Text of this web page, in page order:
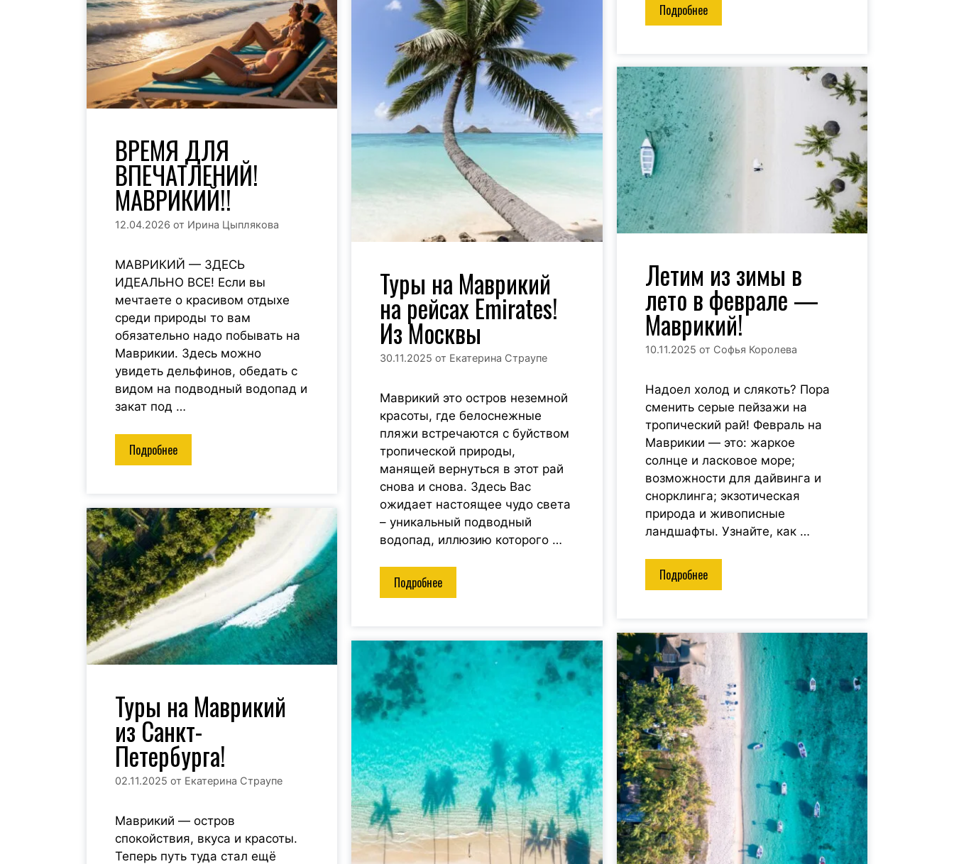
Подробнее
ВРЕМЯ ДЛЯ
ВПЕЧАТЛЕНИЙ!
МАВРИКИЙ!!
12.04.2026 от Ирина Цыплякова
МАВРИКИЙ — ЗДЕСЬ
ИДЕАЛЬНО ВСЕ! Если вы
мечтаете о красивом отдыхе
среди природы то вам
обязательно надо побывать на
Маврикии. Здесь можно
увидеть дельфинов, обедать с
видом на подводный водопад и
закат под …
Подробнее
Туры на Маврикий
на рейсах Emirates!
Из Москвы
30.11.2025 от Екатерина Страупе
Маврикий это остров неземной
красоты, где белоснежные
пляжи встречаются с буйством
тропической природы,
манящей вернуться в этот рай
снова и снова. Здесь Вас
ожидает настоящее чудо света
– уникальный подводный
водопад, иллюзию которого …
Подробнее
Летим из зимы в
лето в феврале —
Маврикий!
10.11.2025 от Софья Королева
Надоел холод и слякоть? Пора
сменить серые пейзажи на
тропический рай! Февраль на
Маврикии — это: жаркое
солнце и ласковое море;
возможности для дайвинга и
снорклинга; экзотическая
природа и живописные
ландшафты. Узнайте, как …
Подробнее
Туры на Маврикий
из Санкт-
Петербурга!
02.11.2025 от Екатерина Страупе
Маврикий — остров
спокойствия, вкуса и красоты.
Теперь путь туда стал ещё